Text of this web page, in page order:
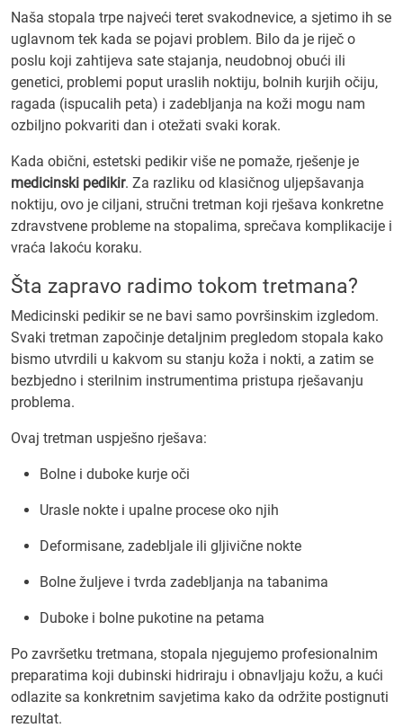
Naša stopala trpe najveći teret svakodnevice, a sjetimo ih se
uglavnom tek kada se pojavi problem. Bilo da je riječ o
poslu koji zahtijeva sate stajanja, neudobnoj obući ili
genetici, problemi poput uraslih noktiju, bolnih kurjih očiju,
ragada (ispucalih peta) i zadebljanja na koži mogu nam
ozbiljno pokvariti dan i otežati svaki korak.
Kada obični, estetski pedikir više ne pomaže, rješenje je
medicinski pedikir. Za razliku od klasičnog uljepšavanja
noktiju, ovo je ciljani, stručni tretman koji rješava konkretne
zdravstvene probleme na stopalima, sprečava komplikacije i
vraća lakoću koraku.
Šta zapravo radimo tokom tretmana?
Medicinski pedikir se ne bavi samo površinskim izgledom.
Svaki tretman započinje detaljnim pregledom stopala kako
bismo utvrdili u kakvom su stanju koža i nokti, a zatim se
bezbjedno i sterilnim instrumentima pristupa rješavanju
problema.
Ovaj tretman uspješno rješava:
Bolne i duboke kurje oči
Urasle nokte i upalne procese oko njih
Deformisane, zadebljale ili gljivične nokte
Bolne žuljeve i tvrda zadebljanja na tabanima
Duboke i bolne pukotine na petama
Po završetku tretmana, stopala njegujemo profesionalnim
preparatima koji dubinski hidriraju i obnavljaju kožu, a kući
odlazite sa konkretnim savjetima kako da održite postignuti
rezultat.